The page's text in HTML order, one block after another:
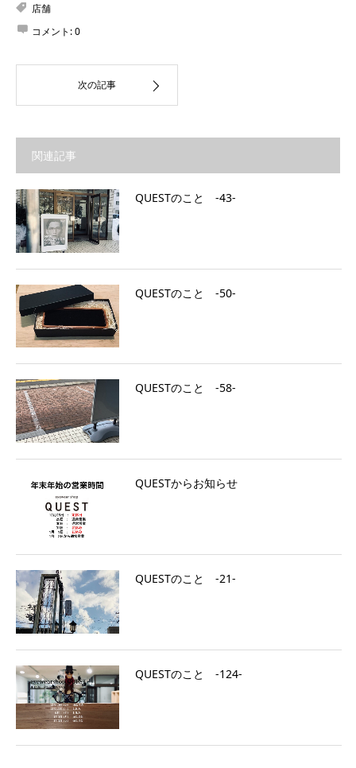
店舗
コメント:0
次の記事
関連記事
QUESTのこと ‐43‐
QUESTのこと ‐50‐
QUESTのこと ‐58‐
QUESTからお知らせ
QUESTのこと ‐21‐
QUESTのこと -124-